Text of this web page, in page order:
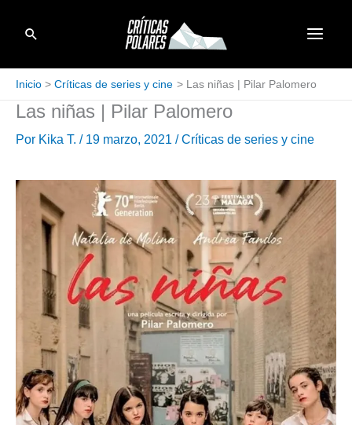
Buscar
Inicio Críticas de series y cine Las niñas | Pilar Palomero
Las niñas | Pilar Palomero
Por Kika T. / 19 marzo, 2021 /Críticas de series y cine